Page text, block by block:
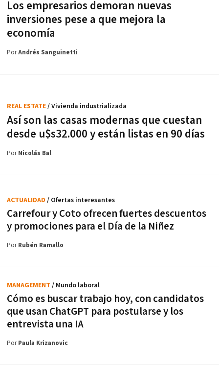
Los empresarios demoran nuevas
inversiones pese a que mejora la
economía
PorAndrés Sanguinetti
Así son las casas modernas que cuestan
desde u$s32.000 y están listas en 90 días
REAL ESTATE/ Vivienda industrializada
PorNicolás Bal
Carrefour y Coto ofrecen fuertes descuentos
y promociones para el Día de la Niñez
ACTUALIDAD / Ofertas interesantes
PorRubén Ramallo
Cómo es buscar trabajo hoy, con candidatos
que usan ChatGPT para postularse y los
entrevista una IA
MANAGEMENT / Mundo laboral
PorPaula Krizanovic